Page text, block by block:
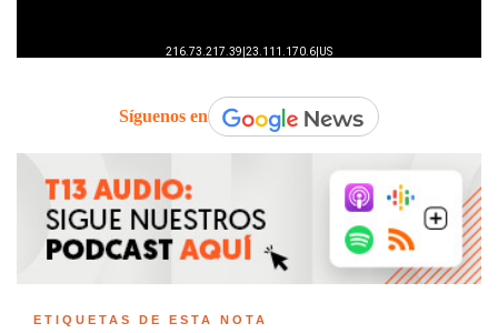
Síguenos en
ETIQUETAS DE ESTA NOTA